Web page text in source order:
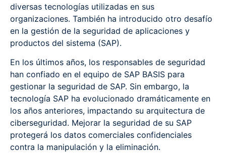
diversas tecnologías utilizadas en sus
organizaciones. También ha introducido otro desafío
en la gestión de la seguridad de aplicaciones y
productos del sistema (SAP).
En los últimos años, los responsables de seguridad
han confiado en el equipo de SAP BASIS para
gestionar la seguridad de SAP. Sin embargo, la
tecnología SAP ha evolucionado dramáticamente en
los años anteriores, impactando su arquitectura de
ciberseguridad. Mejorar la seguridad de su SAP
protegerá los datos comerciales confidenciales
contra la manipulación y la eliminación.